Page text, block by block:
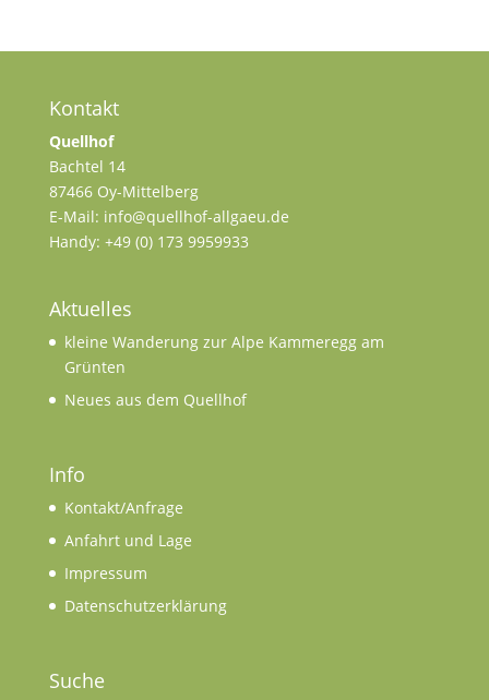
Kontakt
Quellhof
Bachtel 14
87466 Oy-Mittelberg
E-Mail: info@quellhof-allgaeu.de
Handy: +49 (0) 173 9959933
Aktuelles
kleine Wanderung zur Alpe Kammeregg am
Grünten
Neues aus dem Quellhof
Info
Kontakt/Anfrage
Anfahrt und Lage
Impressum
Datenschutzerklärung
Suche